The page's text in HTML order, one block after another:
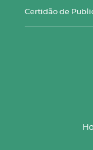
Certidão de